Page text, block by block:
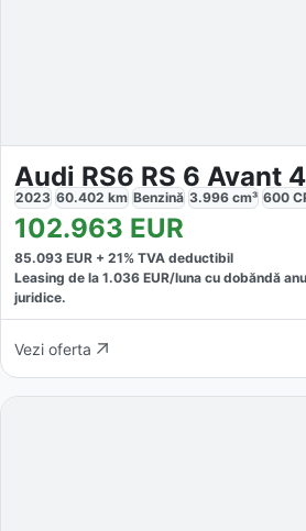
2023 60.402 km Benzină 3.996 cm³ 600
102.963 EUR
85.093 EUR + 21% TVA deductibil
Leasing de la 1.036 EUR/luna cu dobăndă
juridice.
Vezi oferta